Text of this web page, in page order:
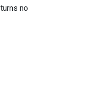
no